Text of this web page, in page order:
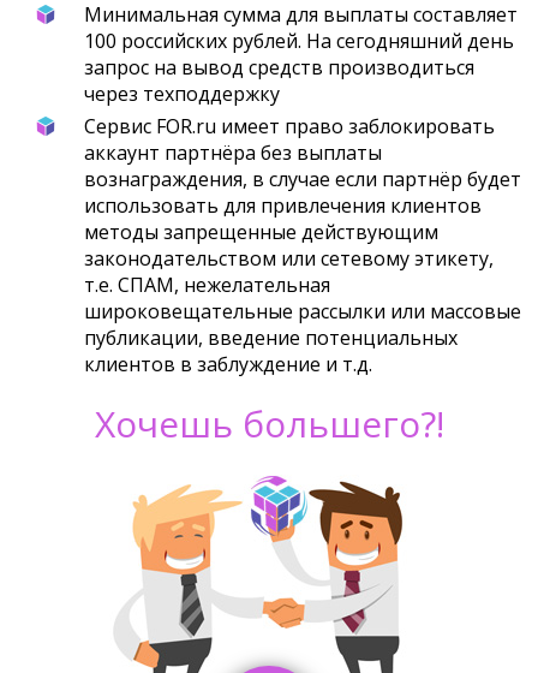
Минимальная сумма для выплаты составляет
100 российских рублей. На сегодняшний день
запрос на вывод средств производиться
через техподдержку
Сервис FOR.ru имеет право заблокировать
аккаунт партнёра без выплаты
вознаграждения, в случае если партнёр будет
использовать для привлечения клиентов
методы запрещенные действующим
законодательством или сетевому этикету,
т.е. СПАМ, нежелательная
широковещательные рассылки или массовые
публикации, введение потенциальных
клиентов в заблуждение и т.д.
Хочешь большего?!